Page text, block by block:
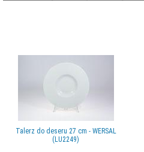
Talerz do deseru 27 cm - WERSAL
(LU2249)